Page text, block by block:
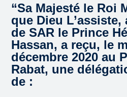
“Sa Majesté le Roi
que Dieu
de SAR le Prince
Hassan, a reçu, le
décembre 2020 au
Rabat, une
de :